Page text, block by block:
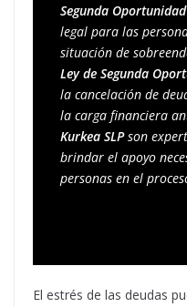
Segunda Oportunidad
legal para las
situación de
Ley de Segunda
la cancelación de
la carga financiera
Kurkea SLP son
brindar el apoyo
personas en el
El estrés de las deudas